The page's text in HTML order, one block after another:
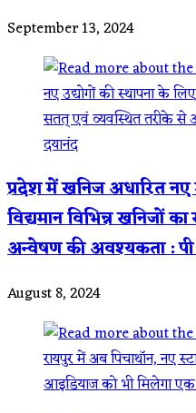
September 13, 2024
प्रदेश में खनिज अधारित नए
विद्यमान विभिन्न खनिजों
अन्वेषण की अवश्यकता :
August 8, 2024